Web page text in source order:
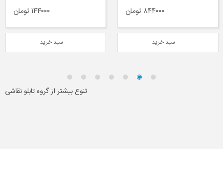
۸۴۴۰۰۰ تومان
سبد خرید
۱۴۴۰۰۰ تومان
سبد خرید
تنوع بیشتر از گروه تابلو نقاشی